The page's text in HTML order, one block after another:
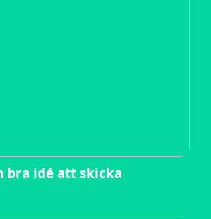
bra idé att skicka